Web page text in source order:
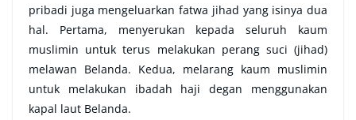
pribadi juga mengeluarkan fatwa jihad yang isinya dua
hal. Pertama, menyerukan kepada seluruh kaum
muslimin untuk terus melakukan perang suci (jihad)
melawan Belanda. Kedua, melarang kaum muslimin
untuk melakukan ibadah haji degan menggunakan
kapal laut Belanda.